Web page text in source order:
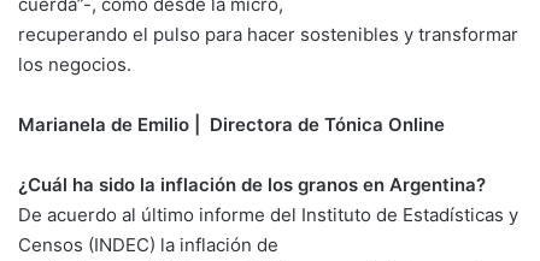
recuperando el pulso para hacer sostenibles y transformar
los negocios.
Marianela de Emilio | Directora de Tónica Online
¿Cuál ha sido la inflación de los granos en Argentina?
De acuerdo al último informe del Instituto de Estadísticas y
Censos (INDEC) la inflación de